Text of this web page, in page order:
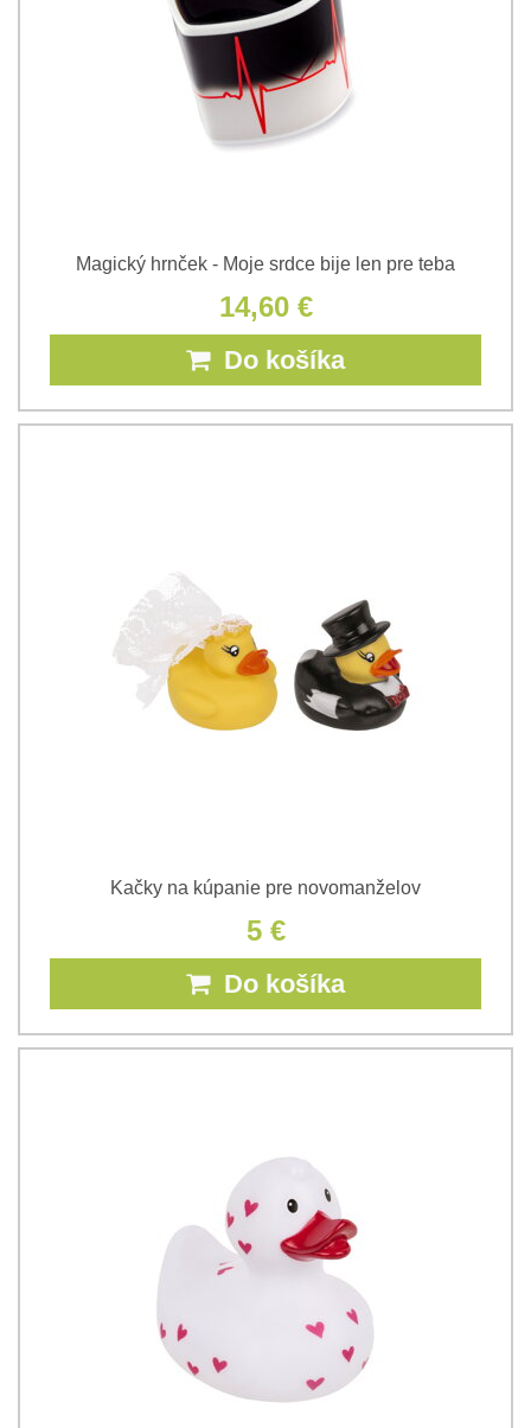
Magický hrnček - Moje srdce bije len pre teba
14,60 €
Do košíka
Kačky na kúpanie pre novomanželov
5 €
Do košíka